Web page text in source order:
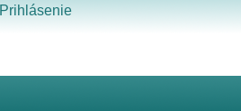
Prihlásenie